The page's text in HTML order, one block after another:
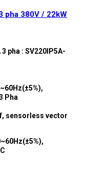
pha 380V / 22kW
pha : SV220IP5A-
Pha
sensorless vector